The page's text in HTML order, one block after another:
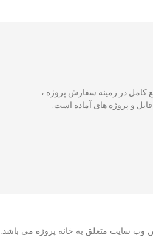
کامل در زمینه سفارش پروژه ،
و پروژه های آماده است.
وب سایت متعلق به خانه پروژه می باشد.